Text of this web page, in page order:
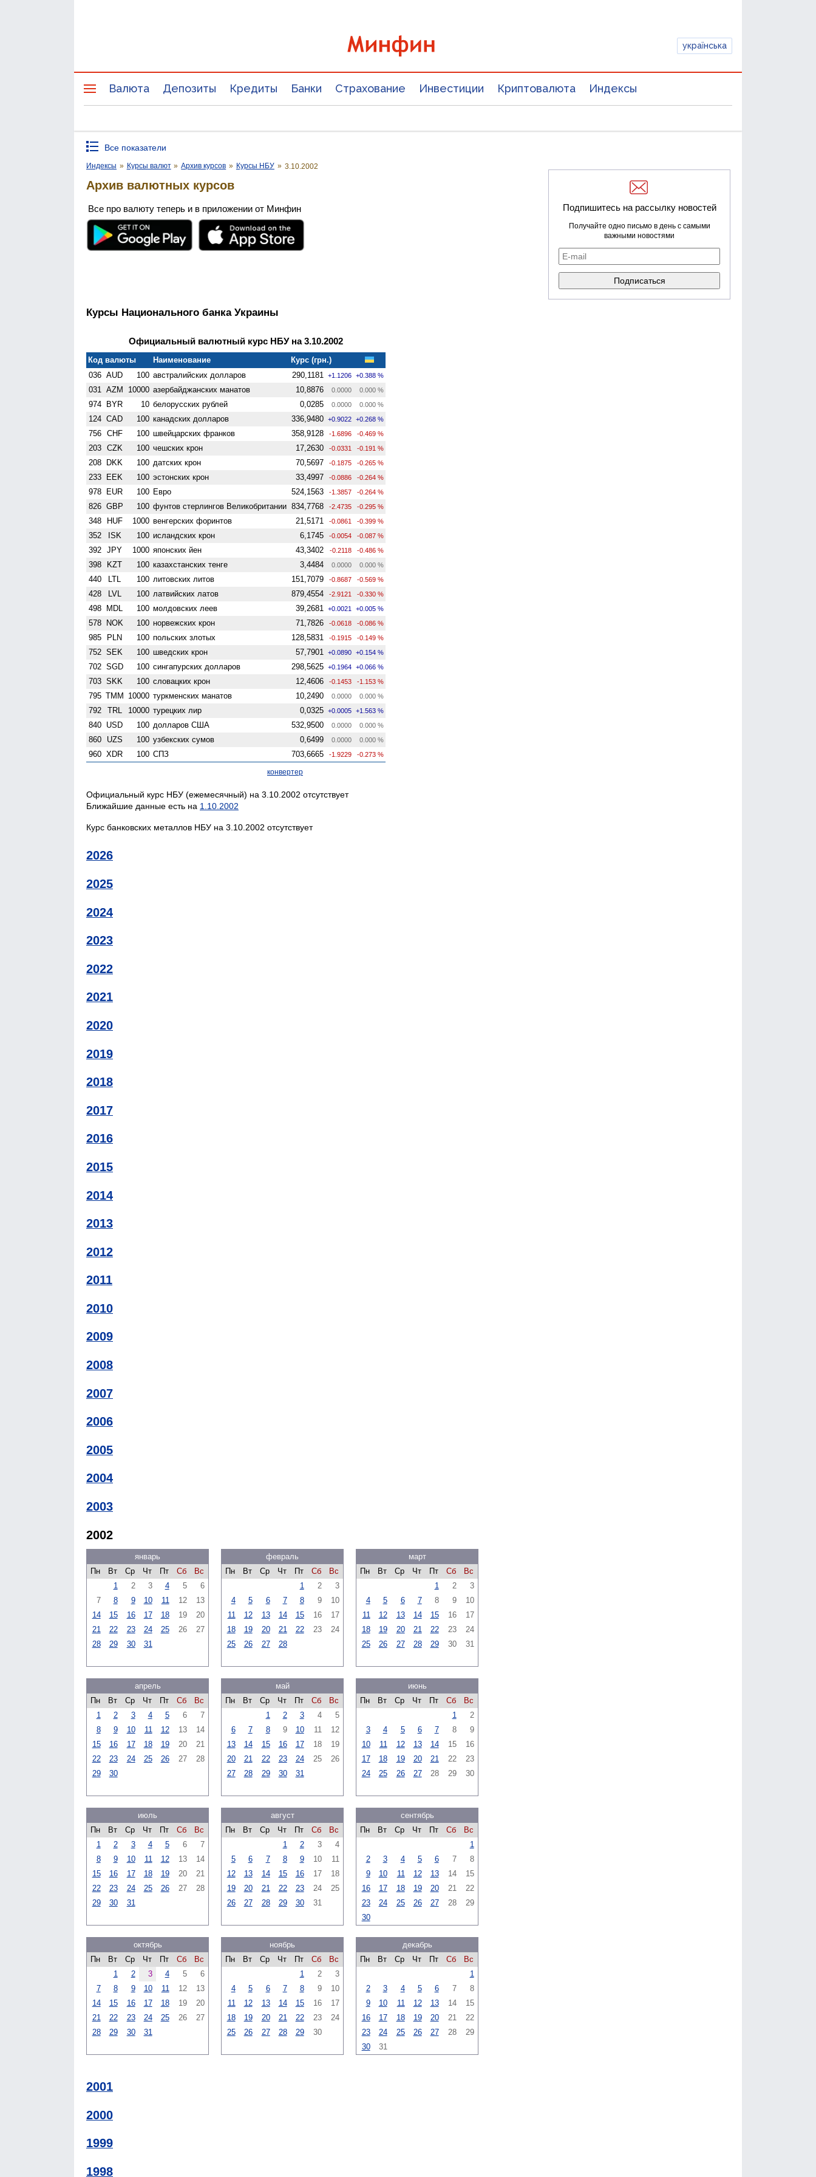
українська
Валюта Депозиты Кредиты Банки Страхование Инвестиции Криптовалюта Индексы
Все показатели
Индексы » Курсы валют » Архив курсов » Курсы НБУ » 3.10.2002
Архив валютных курсов
Все про валюту теперь и в приложении от Минфин
Курсы Национального банка Украины
Официальный валютный курс НБУ на 3.10.2002
Код валюты Наименование
Курс (грн.)
036 AUD 100 австралийских долларов 290,1181 +1.1206 +0.388 %
031 AZM 10000 азербайджанских манатов 10,8876 0.0000 0.000 %
974 BYR 10 белорусских рублей 0,0285 0.0000 0.000 %
124 CAD 100 канадских долларов 336,9480 +0.9022 +0.268 %
756 CHF 100 швейцарских франков 358,9128 -1.6896 -0.469 %
203 CZK 100 чешских крон 17,2630 -0.0331 -0.191 %
208 DKK 100 датских крон 70,5697 -0.1875 -0.265 %
233 EEK 100 эстонских крон 33,4997 -0.0886 -0.264 %
978 EUR 100 Евро 524,1563 -1.3857 -0.264 %
826 GBP 100 фунтов стерлингов Велико­британии 834,7768 -2.4735 -0.295 %
348 HUF 1000 венгерских форинтов 21,5171 -0.0861 -0.399 %
352 ISK 100 исландских крон 6,1745 -0.0054 -0.087 %
392 JPY 1000 японских йен 43,3402 -0.2118 -0.486 %
398 KZT 100 казахстанских тенге 3,4484 0.0000 0.000 %
440 LTL 100 литовских литов 151,7079 -0.8687 -0.569 %
428 LVL 100 латвийских латов 879,4554 -2.9121 -0.330 %
498 MDL 100 молдовских леев 39,2681 +0.0021 +0.005 %
578 NOK 100 норвежских крон 71,7826 -0.0618 -0.086 %
985 PLN 100 польских злотых 128,5831 -0.1915 -0.149 %
752 SEK 100 шведских крон 57,7901 +0.0890 +0.154 %
702 SGD 100 сингапурских долларов 298,5625 +0.1964 +0.066 %
703 SKK 100 словацких крон 12,4606 -0.1453 -1.153 %
795 TMM 10000 туркменских манатов 10,2490 0.0000 0.000 %
792 TRL 10000 турецких лир 0,0325 +0.0005 +1.563 %
840 USD 100 долларов США 532,9500 0.0000 0.000 %
860 UZS 100 узбекских сумов 0,6499 0.0000 0.000 %
960 XDR 100 СПЗ 703,6665 -1.9229 -0.273 %
конвертер
Официальный курс НБУ (ежемесячный) на 3.10.2002 отсутствует
Ближайшие данные есть на 1.10.2002
Курс банковских металлов НБУ на 3.10.2002 отсутствует
2026
2025
2024
2023
2022
2021
2020
2019
2018
2017
2016
2015
2014
2013
2012
2011
2010
2009
2008
2007
2006
2005
2004
2003
2002
январь
Пн
Вт Ср Чт Пт Сб
Вс
1
2 3 4 5
6
7
8 9 10 11 12
13
14
15 16 17 18 19
20
21
22 23 24 25 26
27
28
29 30 31
февраль
Пн
Вт Ср Чт Пт Сб
Вс
1
2
3
4
5 6 7 8 9
10
11
12 13 14 15 16
17
18
19 20 21 22 23
24
25
26 27 28
март
Пн
Вт Ср Чт Пт Сб
Вс
1
2
3
4
5 6 7 8 9
10
11
12 13 14 15 16
17
18
19 20 21 22 23
24
25
26 27 28 29 30 31
апрель
Пн
Вт Ср Чт Пт Сб
Вс
1
2 3 4 5 6
7
8
9 10 11 12 13
14
15
16 17 18 19 20
21
22
23 24 25 26 27
28
29
30
май
Пн
Вт Ср Чт Пт Сб
Вс
1
2 3 4
5
6
7 8 9 10 11
12
13
14 15 16 17 18
19
20
21 22 23 24 25
26
27
28 29 30 31
июнь
Пн
Вт Ср Чт Пт Сб
Вс
1
2
3
4 5 6 7 8
9
10
11 12 13 14 15
16
17
18 19 20 21 22
23
24
25 26 27 28 29 30
июль
Пн
Вт Ср Чт Пт Сб
Вс
1
2 3 4 5 6
7
8
9 10 11 12 13
14
15
16 17 18 19 20
21
22
23 24 25 26 27
28
29
30 31
август
Пн
Вт Ср Чт Пт Сб
Вс
1
2 3
4
5
6 7 8 9 10
11
12
13 14 15 16 17
18
19
20 21 22 23 24
25
26
27 28 29 30 31
сентябрь
Пн
Вт Ср Чт Пт Сб
Вс
1
2
3 4 5 6 7
8
9
10 11 12 13 14
15
16
17 18 19 20 21
22
23
24 25 26 27 28
29
30
октябрь
Пн
Вт Ср Чт Пт Сб
Вс
1
2 3 4 5
6
7
8 9 10 11 12
13
14
15 16 17 18 19
20
21
22 23 24 25 26
27
28
29 30 31
ноябрь
Пн
Вт Ср Чт Пт Сб
Вс
1
2
3
4
5 6 7 8 9
10
11
12 13 14 15 16
17
18
19 20 21 22 23
24
25
26 27 28 29 30
декабрь
Пн
Вт Ср Чт Пт Сб
Вс
1
2
3 4 5 6 7
8
9
10 11 12 13 14
15
16
17 18 19 20 21
22
23
24 25 26 27 28
29
30
31
2001
2000
1999
1998
Подпишитесь на рассылку новостей
Получайте одно письмо в день с самыми
важными новостями